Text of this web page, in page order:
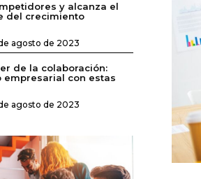
y alcanza el
del crecimiento
agosto de 2023
de la colaboración:
empresarial con estas
agosto de 2023